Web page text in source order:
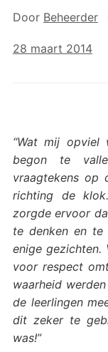
Door Beheerder
28 maart 2014
“Wat mij opviel
begon te
vraagtekens op
richting de
zorgde ervoor
te denken en te
enige gezichten.
voor respect
waarheid
de leerlingen
dit zeker te
was!”